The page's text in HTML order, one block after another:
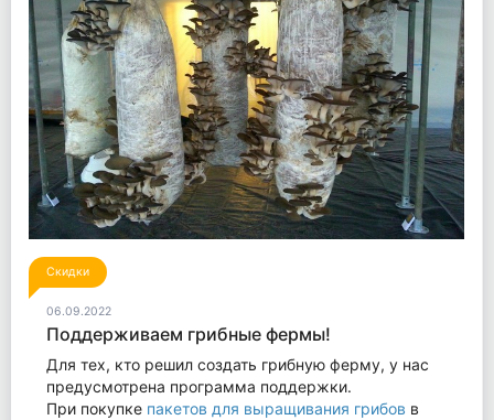
Скидки
06.09.2022
Поддерживаем грибные фермы!
Для тех, кто решил создать грибную ферму, у нас
предусмотрена программа поддержки.
При покупке пакетов для выращивания грибов в